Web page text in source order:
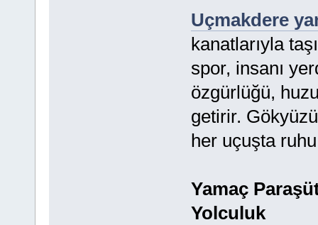
Uçmakdere
kanatlarıyla
spor, insanı
özgürlüğü,
getirir.
her uçuşta
Yamaç
Yolculuk